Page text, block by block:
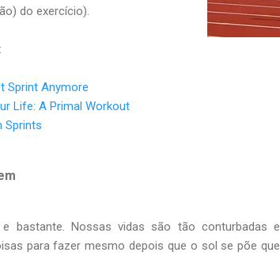
do exercício).
Sprint Anymore
Life: A Primal Workout
Sprints
e bastante. Nossas vidas são tão conturbadas e
para fazer mesmo depois que o sol se põe que